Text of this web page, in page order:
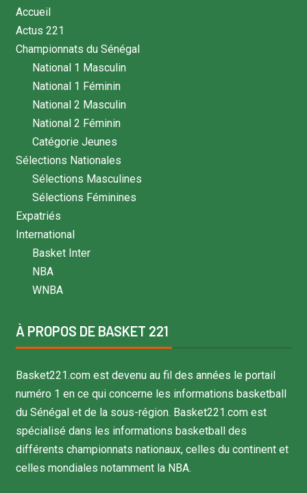
Accueil
Actus 221
Championnats du Sénégal
National 1 Masculin
National 1 Féminin
National 2 Masculin
National 2 Féminin
Catégorie Jeunes
Sélections Nationales
Sélections Masculines
Sélections Féminines
Expatriés
International
Basket Inter
NBA
WNBA
À PROPOS DE BASKET 221
Basket221.com est devenu au fil des années le portail
numéro 1 en ce qui concerne les informations basketball
du Sénégal et de la sous-région. Basket221.com est
spécialisé dans les informations basketball des
différents championnats nationaux, celles du continent et
celles mondiales notamment la NBA.